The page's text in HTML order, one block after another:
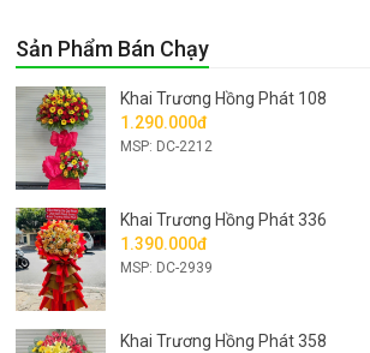
Sản Phẩm Bán Chạy
Khai Trương Hồng Phát 108
1.290.000đ
MSP: DC-2212
Khai Trương Hồng Phát 336
1.390.000đ
MSP: DC-2939
Khai Trương Hồng Phát 358